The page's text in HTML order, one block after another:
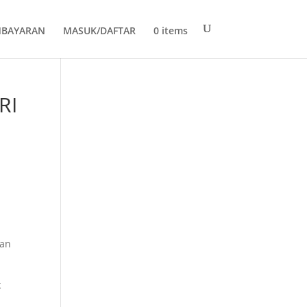
MASUK/DAFTAR 0 items